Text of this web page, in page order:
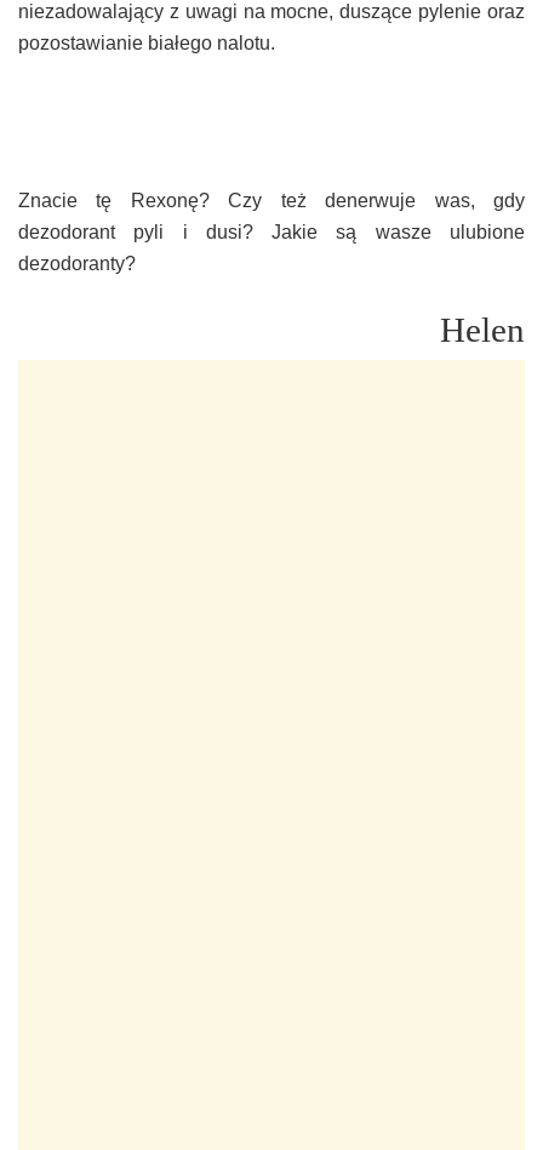
niezadowalający z uwagi na mocne, duszące pylenie oraz
pozostawianie białego nalotu.
Znacie tę Rexonę? Czy też denerwuje was, gdy
dezodorant pyli i dusi? Jakie są wasze ulubione
dezodoranty?
Helen